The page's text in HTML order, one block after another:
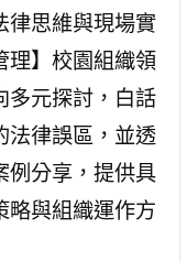
律思維與現場實
理】校園組織領
多元探討，白話
法律誤區，並透
例分享，提供具
略與組織運作方